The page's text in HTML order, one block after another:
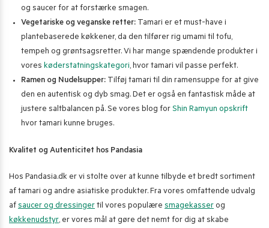
og saucer for at forstærke smagen.
Vegetariske og veganske retter: Tamari er et must-have i
plantebaserede køkkener, da den tilfører rig umami til tofu,
tempeh og grøntsagsretter. Vi har mange spændende produkter i
vores køderstatningskategori, hvor tamari vil passe perfekt.
Ramen og Nudelsupper: Tilføj tamari til din ramensuppe for at give
den en autentisk og dyb smag. Det er også en fantastisk måde at
justere saltbalancen på. Se vores blog for Shin Ramyun opskrift
hvor tamari kunne bruges.
Kvalitet og Autenticitet hos Pandasia
Hos Pandasia.dk er vi stolte over at kunne tilbyde et bredt sortiment
af tamari og andre asiatiske produkter. Fra vores omfattende udvalg
af saucer og dressinger til vores populære smagekasser og
køkkenudstyr, er vores mål at gøre det nemt for dig at skabe